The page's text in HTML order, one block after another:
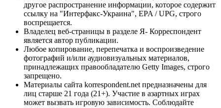
другое распространение информации, которое содержит
ссылку на "Интерфакс-Украина", EPA / UPG, строго
воспрещается.
Владелец веб-страницы в разделе Я- Корреспондент
является автор публикации.
Любое копирование, перепечатка и воспроизведение
фотографий и/или аудиовизуальных материалов,
принадлежащих правообладателю Getty Images, строго
запрещено.
Материалы сайта korrespondent.net предназначены для
лиц старше 21 года (21+). Участие в азартных играх
может вызвать игровую зависимость. Соблюдайте